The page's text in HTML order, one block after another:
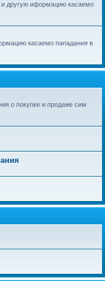
и другую иформацию касаемо
касаемо пападания в
о покупке и продаже сим